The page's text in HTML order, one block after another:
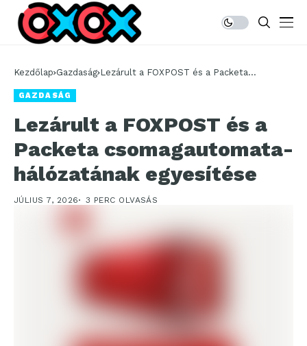
Kezdőlap Gazdaság Lezárult a FOXPOST és a Packeta
GAZDASÁG
Lezárult a FOXPOST és a
Packeta csomagautomata-
hálózatának egyesítése
JÚLIUS 7, 2026 3 PERC OLVASÁS